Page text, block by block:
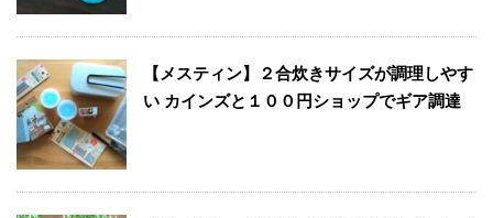
【メスティン】２合炊きサイズが調理しやす
い カインズと１００円ショップでギア調達